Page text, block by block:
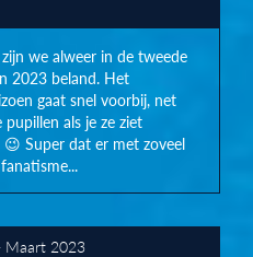
we alweer in de tweede
2023 beland. Het
gaat snel voorbij, net
pupillen als je ze ziet
😉 Super dat er met zoveel
Maart 2023